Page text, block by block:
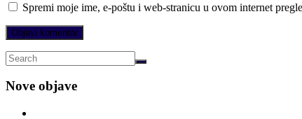
Spremi moje ime, e-poštu i web-stranicu u ovom internet
Nove objave